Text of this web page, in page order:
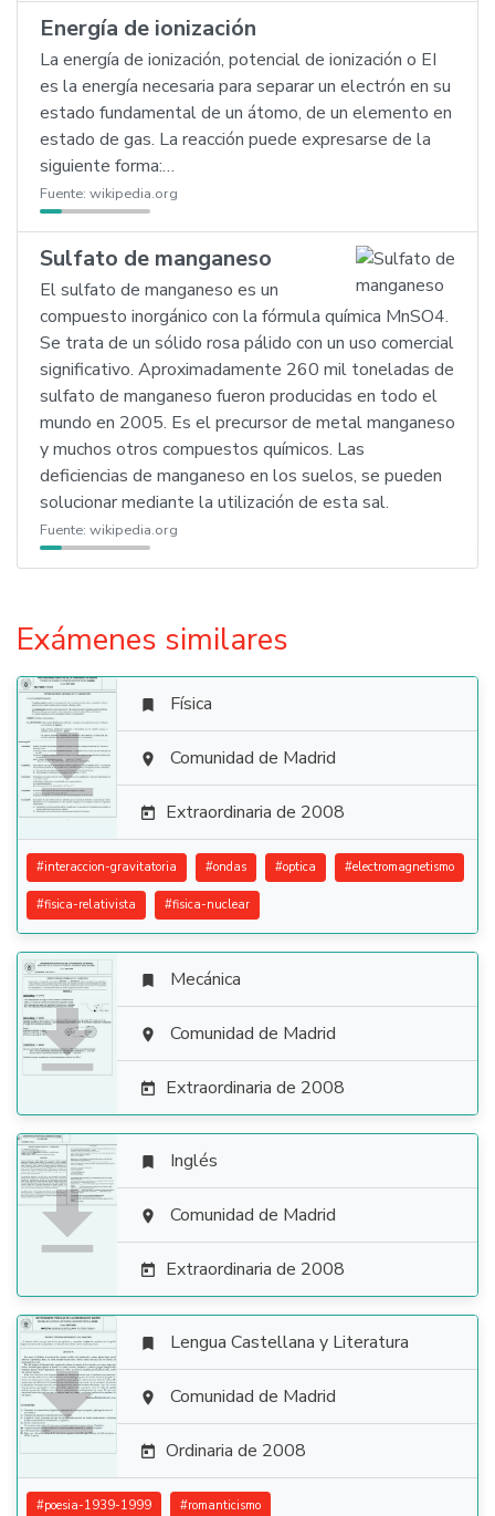
Energía de ionización
La energía de ionización, potencial de ionización o EI
es la energía necesaria para separar un electrón en su
estado fundamental de un átomo, de un elemento en
estado de gas. La reacción puede expresarse de la
siguiente forma:…
Fuente: wikipedia.org
Sulfato de manganeso
El sulfato de manganeso es un
compuesto inorgánico con la fórmula química MnSO4.
Se trata de un sólido rosa pálido con un uso comercial
significativo. Aproximadamente 260 mil toneladas de
sulfato de manganeso fueron producidas en todo el
mundo en 2005. Es el precursor de metal manganeso
y muchos otros compuestos químicos. Las
deficiencias de manganeso en los suelos, se pueden
solucionar mediante la utilización de esta sal.
Fuente: wikipedia.org
Exámenes similares

 Física
 Comunidad de Madrid
 Extraordinaria de 2008
#interaccion-gravitatoria #ondas #optica #electromagnetismo
#fisica-relativista #fisica-nuclear

 Mecánica
 Comunidad de Madrid
 Extraordinaria de 2008

 Inglés
 Comunidad de Madrid
 Extraordinaria de 2008

 Lengua Castellana y Literatura
 Comunidad de Madrid
 Ordinaria de 2008
#poesia-1939-1999 #romanticismo